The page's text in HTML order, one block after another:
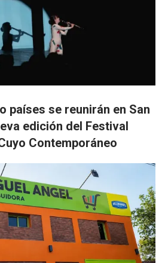
países se reunirán en San
edición del Festival
Contemporáneo